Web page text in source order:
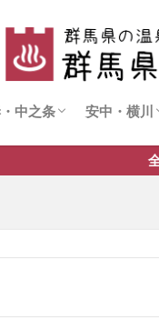
中之条 安中・横川
全国有数の温泉県・